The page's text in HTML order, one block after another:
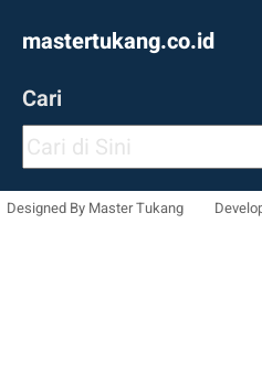
mastertukang.co.id
Cari
Designed By Master Tukang